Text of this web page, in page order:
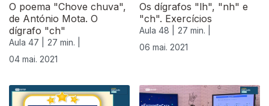
O poema "Chove chuva",
de António Mota. O
dígrafo "ch"
Aula 47 |
27 min. |
04 mai. 2021
Os dígrafos "lh", "nh" e
"ch". Exercícios
Aula 48 |
27 min. |
06 mai. 2021